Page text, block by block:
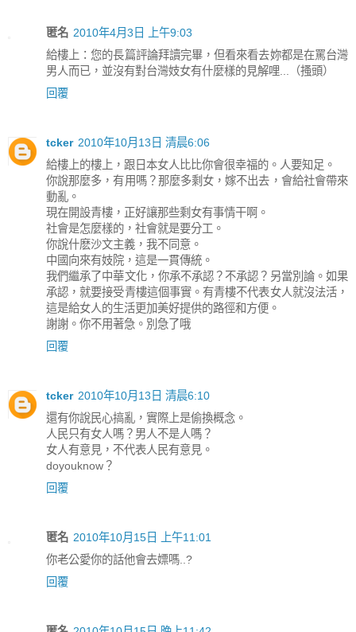
匿名 2010年4月3日 上午9:03
給樓上：您的長篇評論拜讀完畢，但看來看去妳都是在罵台灣
男人而已，並沒有對台灣妓女有什麼樣的見解哩...（搔頭）
回覆
tcker 2010年10月13日 清晨6:06
給樓上的樓上，跟日本女人比比你會很幸福的。人要知足。
你說那麼多，有用嗎？那麼多剩女，嫁不出去，會給社會帶來
動亂。
現在開設青樓，正好讓那些剩女有事情干啊。
社會是怎麼樣的，社會就是要分工。
你說什麽沙文主義，我不同意。
中國向來有妓院，這是一貫傳統。
我們繼承了中華文化，你承不承認？不承認？另當別論。如果
承認，就要接受青樓這個事實。有青樓不代表女人就沒法活，
這是給女人的生活更加美好提供的路徑和方便。
謝謝。你不用著急。別急了哦
回覆
tcker 2010年10月13日 清晨6:10
還有你說民心搞亂，實際上是偷換概念。
人民只有女人嗎？男人不是人嗎？
女人有意見，不代表人民有意見。
doyouknow？
回覆
匿名 2010年10月15日 上午11:01
你老公愛你的話他會去嫖嗎..?
回覆